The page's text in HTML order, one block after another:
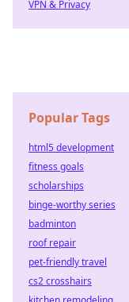
VPN & Privacy
Popular Tags
html5 development
fitness goals
scholarships
binge-worthy series
badminton
roof repair
pet-friendly travel
cs2 crosshairs